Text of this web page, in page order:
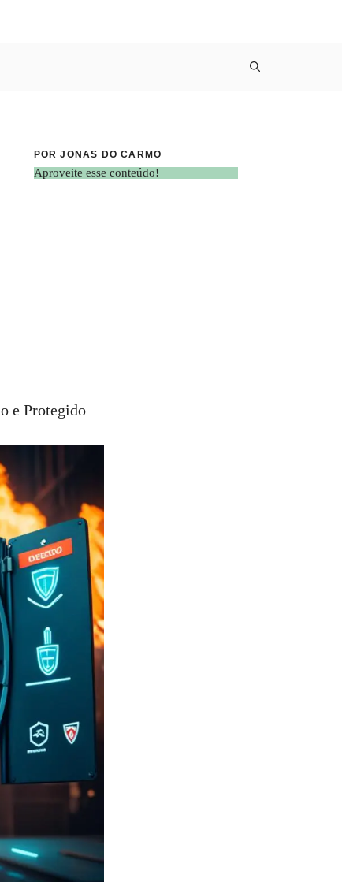
POR JONAS DO CARMO
Aproveite esse conteúdo!
e Protegido